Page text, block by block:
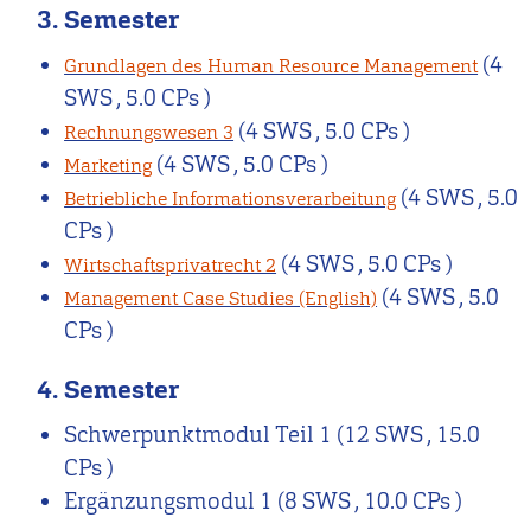
3. Semester
Grundlagen des Human Resource Management (4
SWS , 5.0 CPs )
Rechnungswesen 3 (4 SWS , 5.0 CPs )
Marketing (4 SWS , 5.0 CPs )
Betriebliche Informationsverarbeitung (4 SWS , 5.0
CPs )
Wirtschaftsprivatrecht 2 (4 SWS , 5.0 CPs )
Management Case Studies (English) (4 SWS , 5.0
CPs )
4. Semester
Schwerpunktmodul Teil 1 (12 SWS , 15.0
CPs )
Ergänzungsmodul 1 (8 SWS , 10.0 CPs )